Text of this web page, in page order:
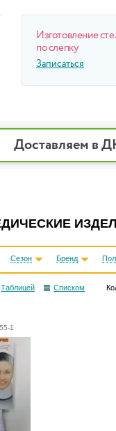
Изготовление
по слепку
Записаться
Доставляем в
Сезон Бренд Пол
Таблицей Списком
1